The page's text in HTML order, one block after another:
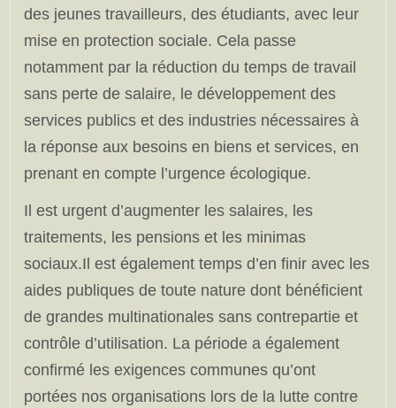
des jeunes travailleurs, des étudiants, avec leur
mise en protection sociale. Cela passe
notamment par la réduction du temps de travail
sans perte de salaire, le développement des
services publics et des industries nécessaires à
la réponse aux besoins en biens et services, en
prenant en compte l’urgence écologique.
Il est urgent d’augmenter les salaires, les
traitements, les pensions et les minimas
sociaux.Il est également temps d’en finir avec les
aides publiques de toute nature dont bénéficient
de grandes multinationales sans contrepartie et
contrôle d’utilisation. La période a également
confirmé les exigences communes qu’ont
portées nos organisations lors de la lutte contre